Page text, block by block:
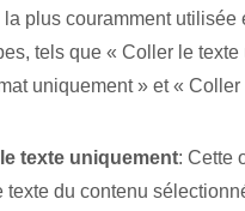
plus couramment utilisée
tels que « Coller le
uniquement » et « Coller
texte uniquement: Cette
texte du contenu